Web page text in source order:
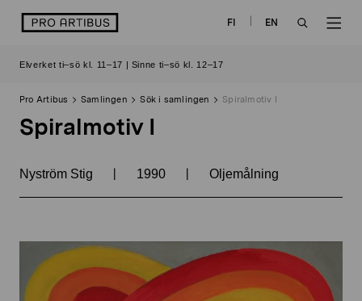
logo FI
EN
Elverket ti–sö kl. 11–17 | Sinne ti–sö kl. 12–17
Pro Artibus Samlingen Sök i samlingen Spiralmotiv I
Spiralmotiv I
Nyström Stig | 1990 | Oljemålning